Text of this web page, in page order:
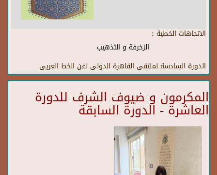
الاتجاهات الخطية :
الزخرفة و التذهيب
الدورة السادسة لملتقى القاهرة الدولى لفن الخط العريى
المكرمون و ضيوف الشرف للدورة
العاشرة - الدورة السابقة